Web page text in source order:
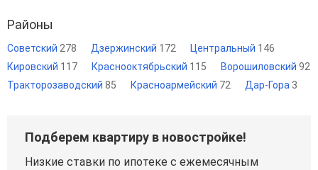
Районы
Советский 278 Дзержинский 172 Центральный 146
Кировский 117 Краснооктябрьский 115 Ворошиловский 92
Тракторозаводский 85 Красноармейский 72 Дар-Гора 3
Подберем квартиру в новостройке!
Низкие ставки по ипотеке с ежемесячным